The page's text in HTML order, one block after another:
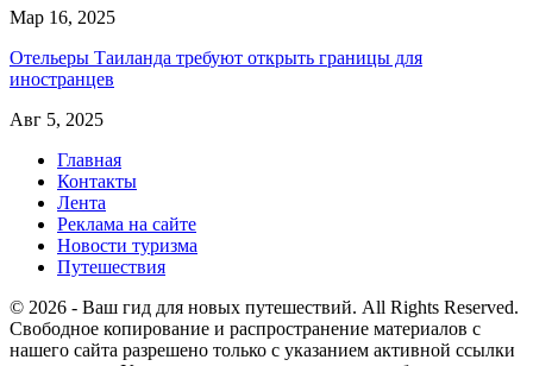
Мар 16, 2025
Отельеры Таиланда требуют открыть границы для
иностранцев
Авг 5, 2025
Главная
Контакты
Лента
Реклама на сайте
Новости туризма
Путешествия
© 2026 - Ваш гид для новых путешествий. All Rights Reserved.
Свободное копирование и распространение материалов с
нашего сайта разрешено только с указанием активной ссылки